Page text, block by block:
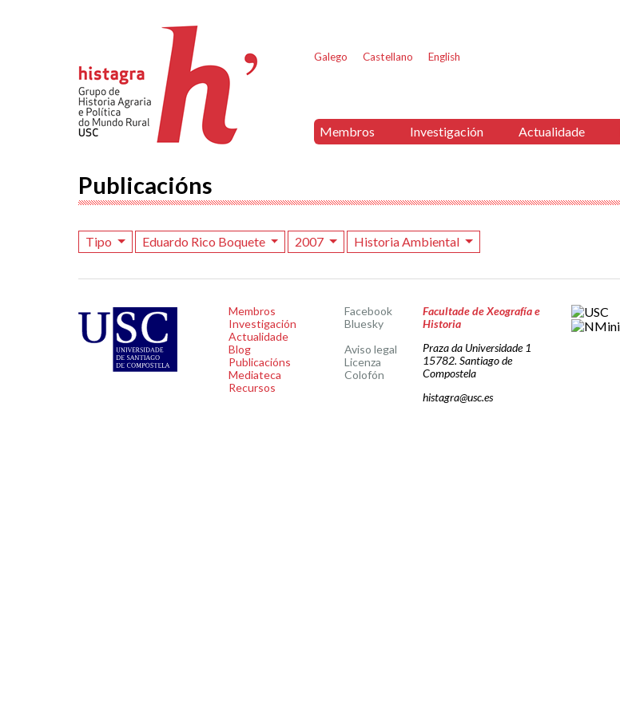
Galego Castellano English
Membros Investigación Actualidade
Publicacións
Tipo Eduardo Rico Boquete 2007 Historia Ambiental
Membros
Investigación
Actualidade
Blog
Publicacións
Mediateca
Recursos
Facebook
Bluesky
Aviso legal
Licenza
Colofón
Facultade de Xeografía e
Historia
Praza da Universidade 1
15782. Santiago de
Compostela
histagra@usc.es